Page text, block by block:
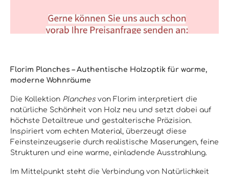
Florim Planches – Authentische Holzoptik für warme,
moderne Wohnräume
Die Kollektion Planchesvon Florim interpretiert die
natürliche Schönheit von Holz neu und setzt dabei auf
höchste Detailtreue und gestalterische Präzision.
Inspiriert vom echten Material, überzeugt diese
Feinsteinzeugserie durch realistische Maserungen, feine
Strukturen und eine warme, einladende Ausstrahlung.
Im Mittelpunkt steht die Verbindung von Natürlichkeit